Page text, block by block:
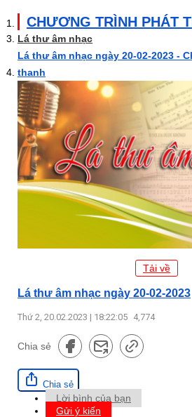
CHƯƠNG TRÌNH PHÁT
Lá thư âm nhạc
Lá thư âm nhạc ngày 20-02-2023 -
thanh
Tải về
Lá thư âm nhạc ngày 20-02-2023
Thứ 2, 20.02.2023 | 18:22:05 4,774
Chia sẻ
Chia sẻ
Lời bình của bạn
Gửi ý kiến